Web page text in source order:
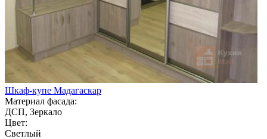
Шкаф-купе Мадагаскар
Материал фасада:
ДСП, Зеркало
Цвет:
Светлый